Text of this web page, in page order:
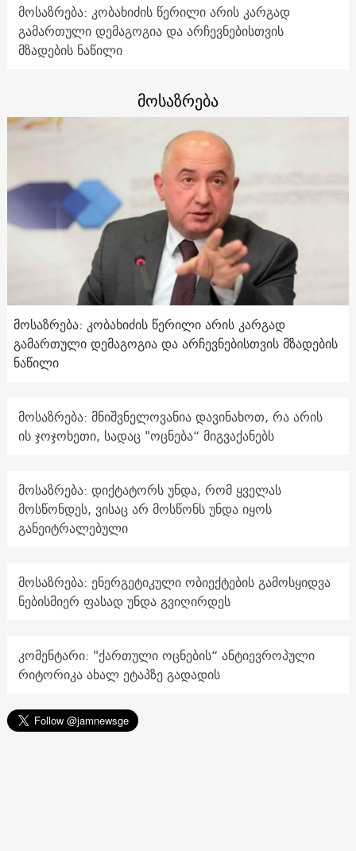
მოსაზრება: კობახიძის წერილი არის კარგად
გამართული დემაგოგია და არჩევნებისთვის
მზადების ნაწილი
მოსაზრება
მოსაზრება: კობახიძის წერილი არის კარგად
გამართული დემაგოგია და არჩევნებისთვის მზადების
ნაწილი
მოსაზრება: მნიშვნელოვანია დავინახოთ, რა არის
ის ჯოჯოხეთი, სადაც "ოცნება“ მიგვაქანებს
მოსაზრება: დიქტატორს უნდა, რომ ყველას
მოსწონდეს, ვისაც არ მოსწონს უნდა იყოს
განეიტრალებული
მოსაზრება: ენერგეტიკული ობიექტების გამოსყიდვა
ნებისმიერ ფასად უნდა გვიღირდეს
კომენტარი: "ქართული ოცნების“ ანტიევროპული
რიტორიკა ახალ ეტაპზე გადადის